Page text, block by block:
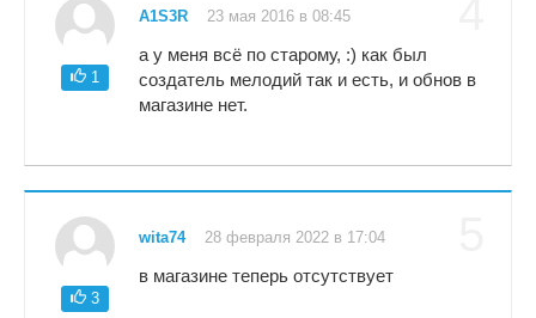
1
A1S3R 23 мая 2016 в 08:45
а у меня всё по старому, :) как был
создатель мелодий так и есть, и обнов в
магазине нет.
3
wita74 28 февраля 2022 в 17:04
в магазине теперь отсутствует